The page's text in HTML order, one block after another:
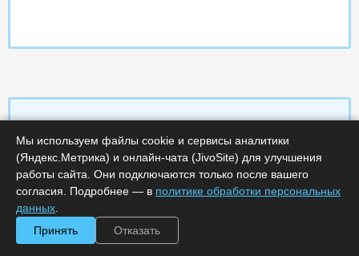
Характеристики
Срок поставки, дней :14
Код :
0000-358722
Обработка заказа :
Мы используем файлы cookie и сервисы аналитики
(Яндекс.Метрика) и онлайн-чата (JivoSite) для улучшения
работы сайта. Они подключаются только после вашего
согласия. Подробнее — в политике обработки персональных
данных
Принять
Отказать